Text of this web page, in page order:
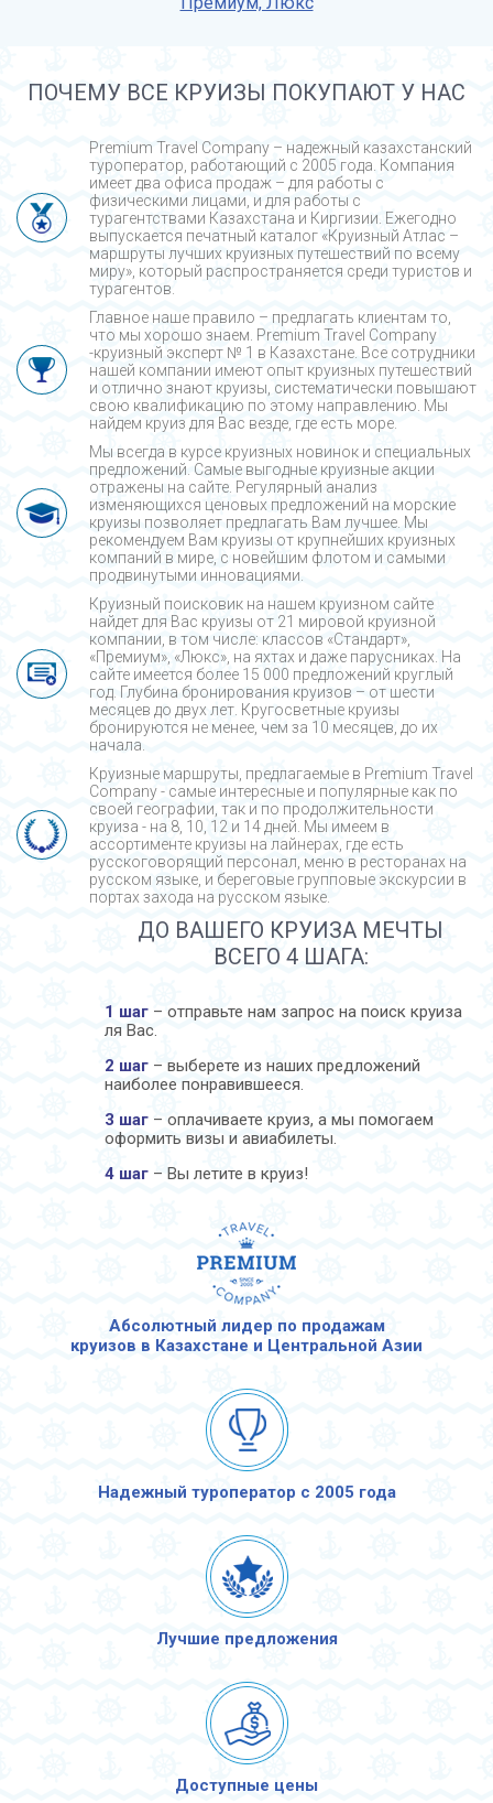
ПОЧЕМУ ВСЕ КРУИЗЫ ПОКУПАЮТ У НАС
Premium Travel Company – надежный казахстанский
туроператор, работающий с 2005 года. Компания
имеет два офиса продаж – для работы с
физическими лицами, и для работы с
турагентствами Казахстана и Киргизии. Ежегодно
выпускается печатный каталог «Круизный Атлас –
маршруты лучших круизных путешествий по всему
миру», который распространяется среди туристов и
турагентов.
Главное наше правило – предлагать клиентам то,
что мы хорошо знаем. Premium Travel Company
-круизный эксперт № 1 в Казахстане. Все сотрудники
нашей компании имеют опыт круизных путешествий
и отлично знают круизы, систематически повышают
свою квалификацию по этому направлению. Мы
найдем круиз для Вас везде, где есть море.
Мы всегда в курсе круизных новинок и специальных
предложений. Самые выгодные круизные акции
отражены на сайте. Регулярный анализ
изменяющихся ценовых предложений на морские
круизы позволяет предлагать Вам лучшее. Мы
рекомендуем Вам круизы от крупнейших круизных
компаний в мире, с новейшим флотом и самыми
продвинутыми инновациями.
Круизный поисковик на нашем круизном сайте
найдет для Вас круизы от 21 мировой круизной
компании, в том числе: классов «Стандарт»,
«Премиум», «Люкс», на яхтах и даже парусниках. На
сайте имеется более 15 000 предложений круглый
год. Глубина бронирования круизов – от шести
месяцев до двух лет. Кругосветные круизы
бронируются не менее, чем за 10 месяцев, до их
начала.
Круизные маршруты, предлагаемые в Premium Travel
Company - cамые интересные и популярные как по
своей географии, так и по продолжительности
круиза - на 8, 10, 12 и 14 дней. Мы имеем в
ассортименте круизы на лайнерах, где есть
русскоговорящий персонал, меню в ресторанах на
русском языке, и береговые групповые экскурсии в
портах захода на русском языке.
ДО ВАШЕГО КРУИЗА МЕЧТЫ
ВСЕГО 4 ШАГА:
1 шаг – отправьте нам запрос на поиск круиза
ля Вас.
2 шаг – выберете из наших предложений
наиболее понравившееся.
3 шаг – оплачиваете круиз, а мы помогаем
оформить визы и авиабилеты.
4 шаг – Вы летите в круиз!
Абсолютный лидер по продажам
круизов в Казахстане и Центральной Азии
Надежный туроператор с 2005 года
Лучшие предложения
Доступные цены